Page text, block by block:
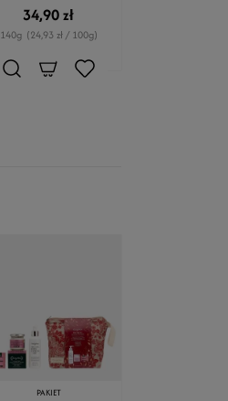
34,90 zł
140g (24,93 zł / 100g)
PAKIET